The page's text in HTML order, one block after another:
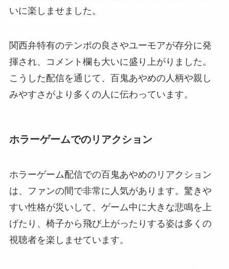
いに楽しませました。
関西弁特有のテンポの良さやユーモアが存分に発
揮され、コメント欄も大いに盛り上がりました。
こうした配信を通じて、百鬼あやめの人柄や親し
みやすさがより多くの人に伝わっています。
ホラーゲームでのリアクション
ホラーゲーム配信での百鬼あやめのリアクション
は、ファンの間で非常に人気があります。驚きや
すい性格が災いして、ゲーム中に大きな悲鳴を上
げたり、椅子から飛び上がったりする姿は多くの
視聴者を楽しませています。